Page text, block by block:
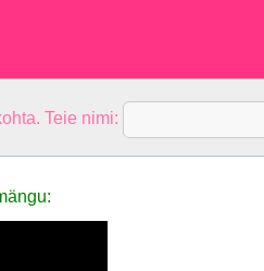
Teie nimi: